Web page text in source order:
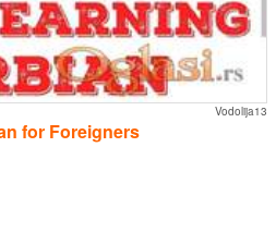
Vodolija13
for Foreigners